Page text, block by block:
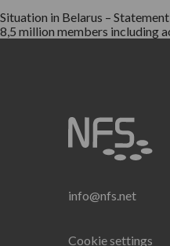
Situation in Belarus –
8,5 million members including
info@nfs.net
Cookie settings